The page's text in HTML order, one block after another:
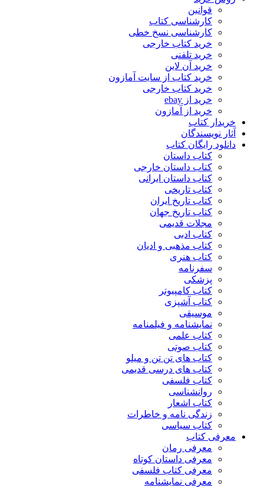
قوانین
کارشناسی کتاب
کارشناسی نسخ خطی
خرید کتاب خارجی
خرید تلفنی
خرید آن لاین
خرید کتاب از سایت آمازون
خرید کتاب خارجی
خرید از ebay
خرید از آمازون
خریدار کتاب
آثار نویسندگان
دانلود رایگان کتاب
کتاب داستان
کتاب داستان خارجی
کتاب داستان ایرانی
کتاب تاریخی
کتاب تاریخ ایران
کتاب تاریخ جهان
مجلات قدیمی
کتاب ادبی
کتاب مذهبی و ادیان
کتاب هنری
سفرنامه
پزشکی
کتاب کامپیوتر
کتاب آشپزی
موسیقی
نمایشنامه و فیلمنامه
کتاب علمی
کتاب صوتی
کتاب های تن تن و میلو
کتاب های درسی قدیمی
کتاب فلسفی
روانشناسی
کتاب اشعار
زندگی نامه و خاطرات
کتاب سیاسی
معرفی کتاب
معرفی رمان
معرفی داستان کوتاه
معرفی کتاب فلسفی
معرفی نمایشنامه